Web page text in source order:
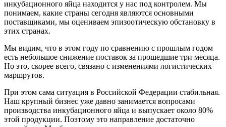
инкубационного яйца находится у нас под контролем. Мы
понимаем, какие страны сегодня являются основными
поставщиками, мы оцениваем эпизоотическую обстановку в
этих странах.
Мы видим, что в этом году по сравнению с прошлым годом
есть небольшое снижение поставок за прошедшие три месяца.
Но это, скорее всего, связано с изменениями логистических
маршрутов.
При этом сама ситуация в Российской Федерации стабильная.
Наш крупный бизнес уже давно занимается вопросами
производства инкубационного яйца и выпускает около 80%
этой продукции. Поэтому это направление достаточно